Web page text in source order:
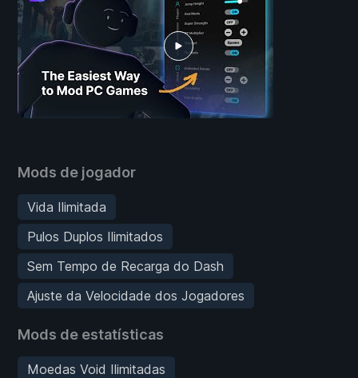
Mods de jogador
Vida Ilimitada
Pulos Duplos Ilimitados
Sem Tempo de Recarga do Dash
Ajuste da Velocidade dos Jogadores
Mods de estatísticas
Moedas Void Ilimitadas